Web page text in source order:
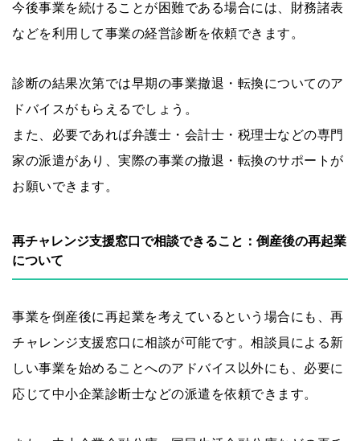
今後事業を続けることが困難である場合には、財務諸表
などを利用して事業の経営診断を依頼できます。
診断の結果次第では早期の事業撤退・転換についてのア
ドバイスがもらえるでしょう。
また、必要であれば弁護士・会計士・税理士などの専門
家の派遣があり、実際の事業の撤退・転換のサポートが
お願いできます。
再チャレンジ支援窓口で相談できること：倒産後の再起業
について
事業を倒産後に再起業を考えているという場合にも、再
チャレンジ支援窓口に相談が可能です。相談員による新
しい事業を始めることへのアドバイス以外にも、必要に
応じて中小企業診断士などの派遣を依頼できます。